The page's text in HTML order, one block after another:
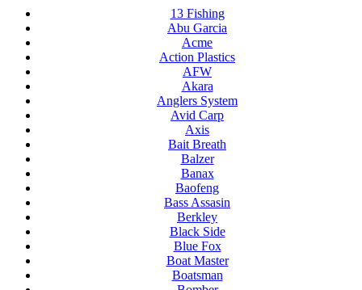
13 Fishing
Abu Garcia
Acme
Action Plastics
AFW
Akara
Anglers System
Avid Carp
Axis
Bait Breath
Balzer
Banax
Baofeng
Bass Assasin
Berkley
Black Side
Blue Fox
Boat Master
Boatsman